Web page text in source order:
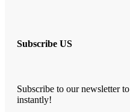
Subscribe US
Subscribe to our newsletter
instantly!